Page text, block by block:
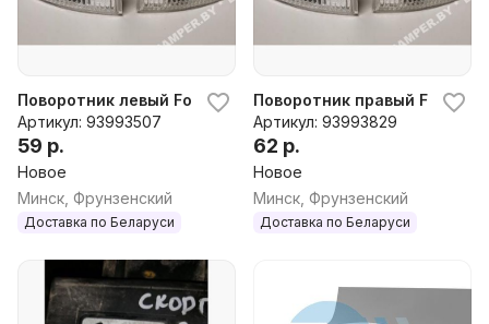
Поворотник левый Ford Scorpio, 1996 г.
Артикул: 93993507
59 р.
Новое
Минск, Фрунзенский
Доставка по Беларуси
Поворотник правый Ford
Артикул: 93993829
62 р.
Новое
Минск, Фрунзенский
Доставка по Беларуси